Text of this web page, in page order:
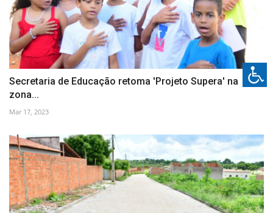
Secretaria de Educação retoma 'Projeto Supera' na
zona...
Mar 17, 2023